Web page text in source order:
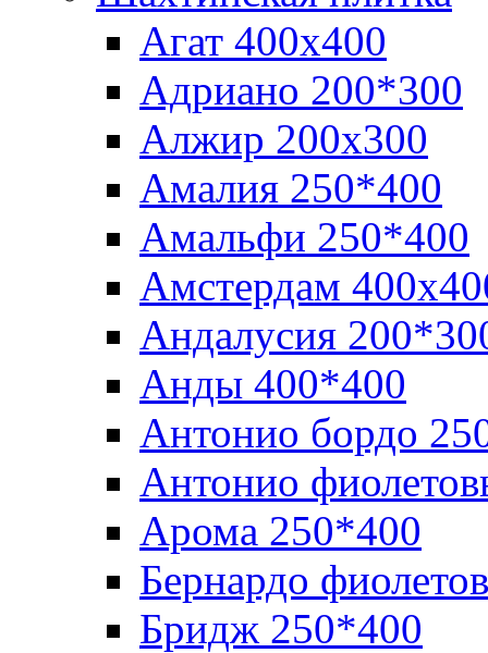
Агат 400х400
Адриано 200*300
Алжир 200х300
Амалия 250*400
Амальфи 250*400
Амстердам
Андалусия
Анды 400*400
Антонио бордо
Антонио
Арома 250*400
Бернардо
Бридж 250*400